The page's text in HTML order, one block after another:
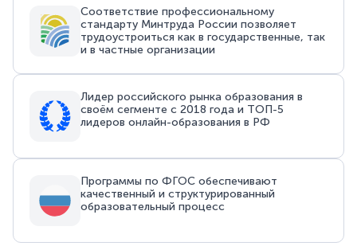
Соответствие профессиональному
стандарту Минтруда России позволяет
трудоустроиться как в государственные, так
и в частные организации
Лидер российского рынка образования в
своём сегменте с 2018 года и ТОП-5
лидеров онлайн-образования в РФ
Программы по ФГОС обеспечивают
качественный и структурированный
образовательный процесс